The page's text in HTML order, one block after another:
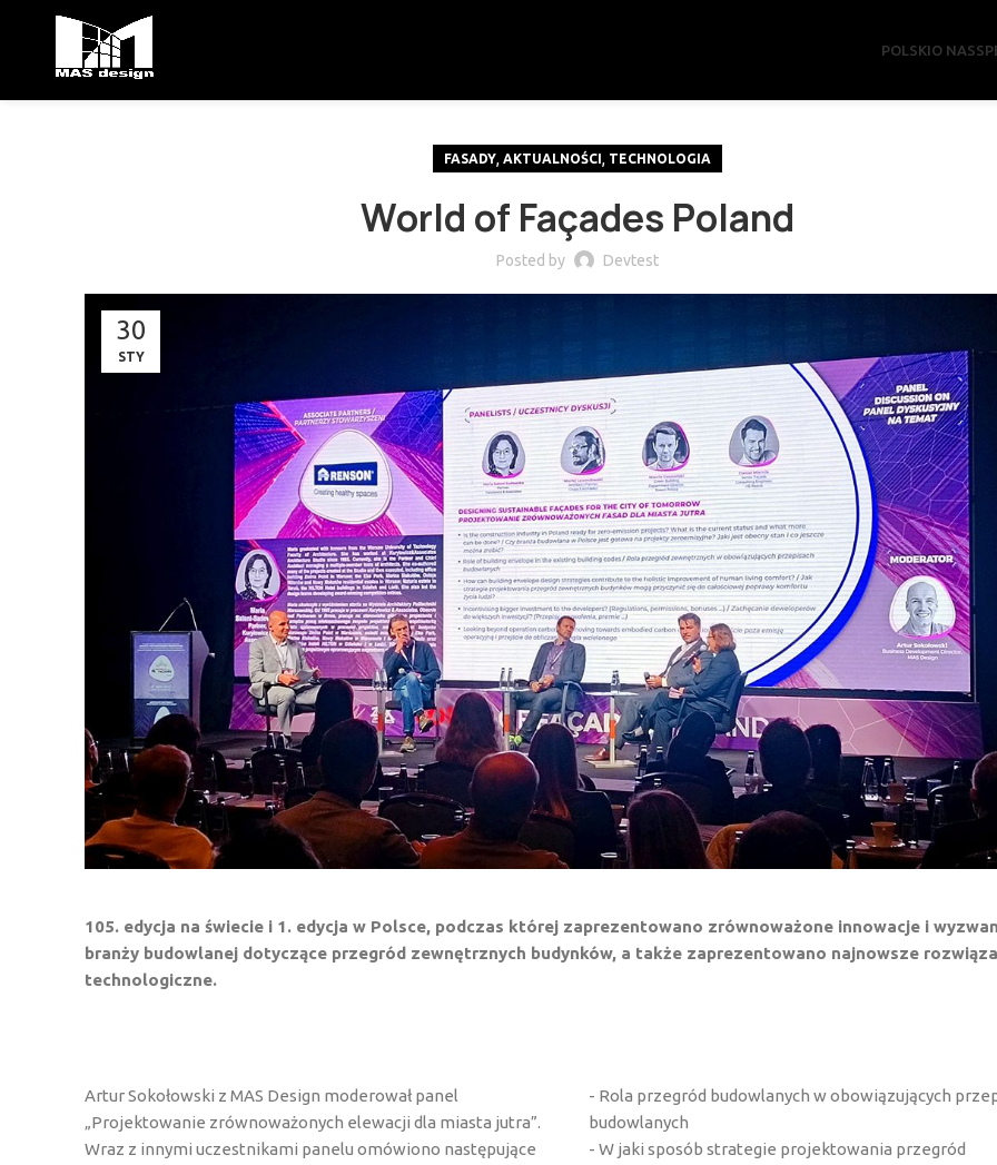
POLSKIO NAS
FASADY,AKTUALNOŚCI, TECHNOLOGIA
World of Façades Poland
Posted by Devtest
30
STY
105. edycja na świecie i 1. edycja w Polsce, podczas której zaprezentowano zrównoważone innowacje i
branży budowlanej dotyczące przegród zewnętrznych budynków, a także zaprezentowano najnowsze
technologiczne.
Artur Sokołowski z MAS Design moderował panel
„Projektowanie zrównoważonych elewacji dla miasta jutra”.
Wraz z innymi uczestnikami panelu omówiono następujące
- Rola przegród budowlanych w obowiązujących
budowlanych
- W jaki sposób strategie projektowania przegród